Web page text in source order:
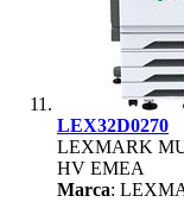
LEX32D0270
LEXMARK
HV EMEA
Marca: